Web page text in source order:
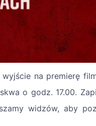
na premierę
o godz. 17.00.
widzów, aby